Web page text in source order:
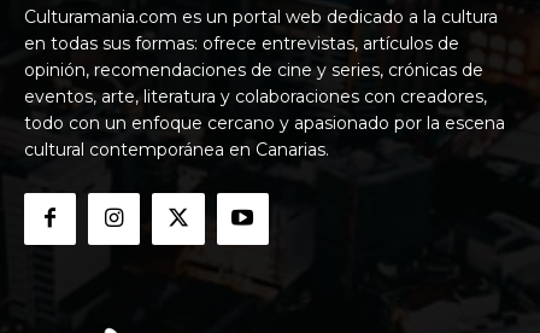
Culturamania.com es un portal web dedicado a la cultura
en todas sus formas: ofrece entrevistas, artículos de
opinión, recomendaciones de cine y series, crónicas de
eventos, arte, literatura y colaboraciones con creadores,
todo con un enfoque cercano y apasionado por la escena
cultural contemporánea en Canarias.